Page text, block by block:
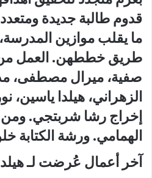
قدوم طالبة جديدة
ما يقلب موازين
طريق خططهن. العمل من
صفية، ميرال مصطفى،
الزهراني، هيلدا ياسين،
ﺇﺧﺮاﺝ رشا شربتجي. ومن
الهمامي. ورشة الكتابة
آخر أعمال عُرضت لـ